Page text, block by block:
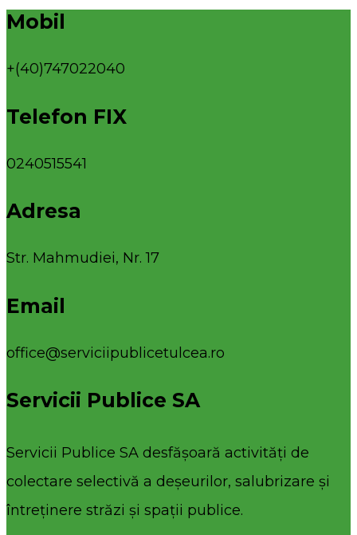
Mobil
+(40)747022040
Telefon FIX
0240515541
Adresa
Str. Mahmudiei, Nr. 17
Email
office@serviciipublicetulcea.ro
Servicii Publice SA
Servicii Publice SA desfășoară activități de
colectare selectivă a deșeurilor, salubrizare și
întreținere străzi și spații publice.